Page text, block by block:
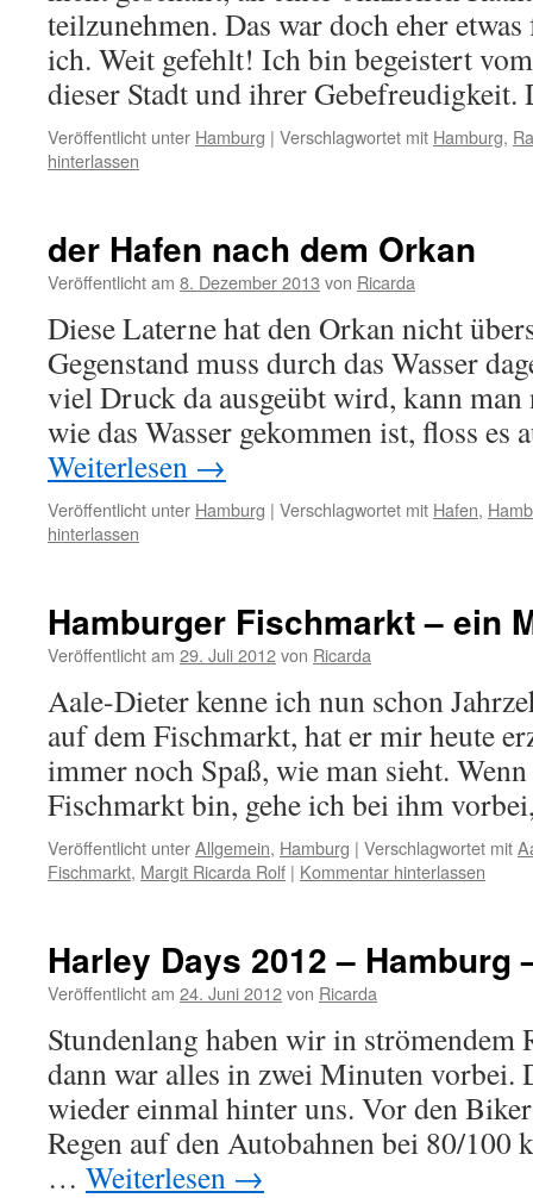
teilzunehmen. Das war doch eher
ich. Weit gefehlt! Ich bin begeistert
dieser Stadt und ihrer
Veröffentlicht unter Hamburg | Verschlagwortet mit Hamburg,
hinterlassen
der Hafen nach dem Orkan
Veröffentlicht am 8. Dezember 2013 von Ricarda
Diese Laterne hat den Orkan nicht
Gegenstand muss durch das Wasser
viel Druck da ausgeübt wird, kann man
wie das Wasser gekommen ist, floss
Weiterlesen →
Veröffentlicht unter Hamburg | Verschlagwortet mit Hafen,
hinterlassen
Hamburger Fischmarkt – ein
Veröffentlicht am 29. Juli 2012von Ricarda
Aale-Dieter kenne ich nun schon
auf dem Fischmarkt, hat er mir heute
immer noch Spaß, wie man sieht.
Fischmarkt bin, gehe ich bei ihm
Veröffentlicht unterAllgemein, Hamburg | Verschlagwortet mit
Fischmarkt, Margit Ricarda Rolf | Kommentar hinterlassen
Harley Days 2012 – Hamburg
Veröffentlicht am 24. Juni 2012von Ricarda
Stundenlang haben wir in strömendem
dann war alles in zwei Minuten vorbei.
wieder einmal hinter uns. Vor den
Regen auf den Autobahnen bei 80/100
… Weiterlesen →